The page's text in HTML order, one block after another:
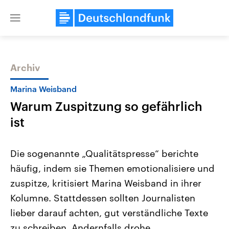
Close
Themen
Landtagswahl Sachsen-Anhalt
2026
Alle Informationen
Sachsen-Anhalt wählt am 6.
September 2026 einen neuen
Landtag. Seit 2021 wird das
Bundesland von einer Koalition aus
USA
Aktuelle Beiträge,
Hintergründe
Wirtschaftlich und
gehören die Vereinigten
den mächtigsten Ländern
mit großem Einfluss auf
Archiv
Marina Weisband
Warum Zuspitzung so gefährlich
ist
Die sogenannte „Qualitätspresse“ berichte
häufig, indem sie Themen emotionalisiere und
zuspitze, kritisiert Marina Weisband in ihrer
Kolumne. Stattdessen sollten Journalisten
lieber darauf achten, gut verständliche Texte